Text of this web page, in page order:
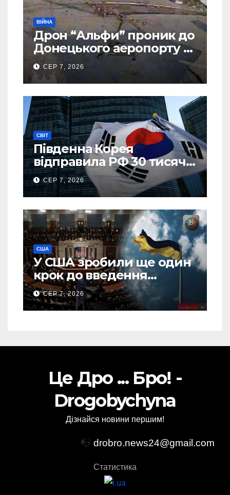
ВІЙНА
Дрон “Альфи” проник до
Донецького аеропорту та
спалив “Шахед” ще до
запуску
СЕР 7, 2026
СВІТ
Південна Корея
відправила РФ 30 тисяч
тонн авіапалива
СЕР 7, 2026
США
У США зробили ще один
крок до введення
“пекельних санкцій”
проти Росії
СЕР 7, 2026
Це Дро ... Бро! -
Drogobychyna
Дізнайся новини першим!
📭 drobro.news24@gmail.com
Статистика